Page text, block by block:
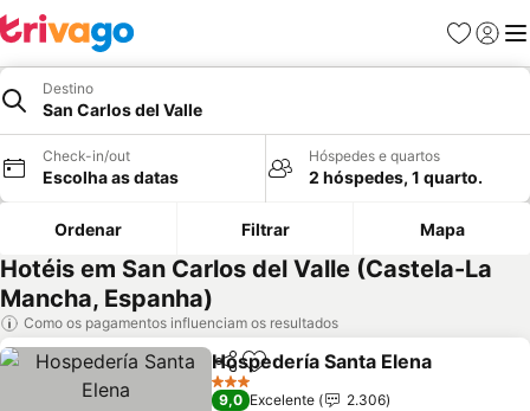
Favoritos
Iniciar
Destino
San Carlos del Valle
Check-in/out
Escolha as datas
Hóspedes e quartos
2 hóspedes, 1 quarto.
Ordenar Filtrar Mapa
Hotéis em San Carlos del Valle (Castela-La
Mancha, Espanha)
Como os pagamentos influenciam os resultados
PartilharAdicionar aos favoritos
Hospedería Santa Elena
3 Estrelas
9,0 Excelente
2.306